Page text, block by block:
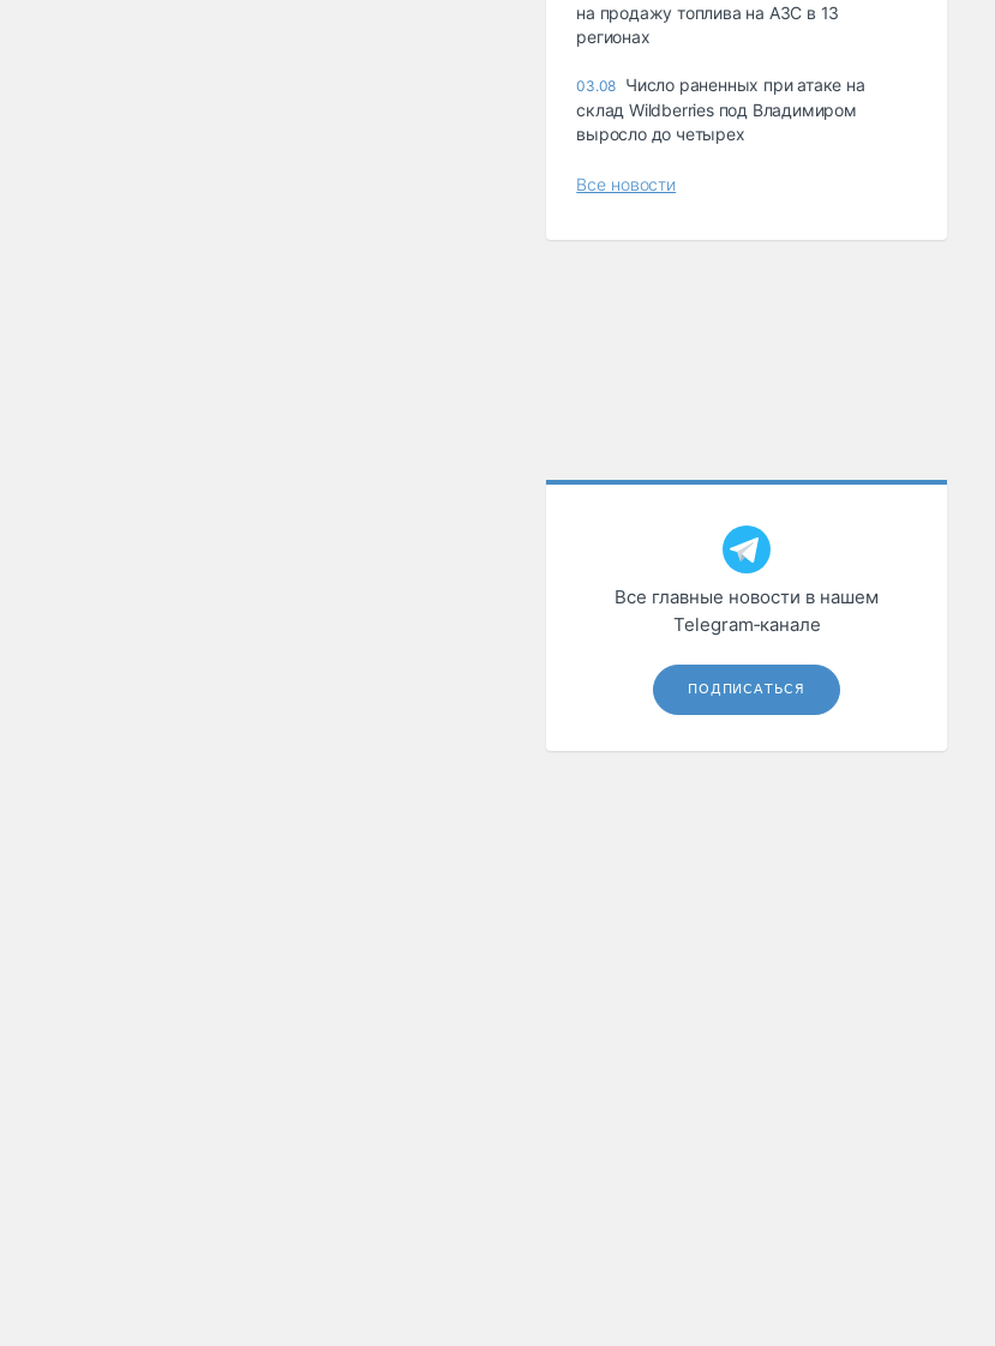
на продажу топлива на АЗС в 13
регионах
03.08 Число раненных при атаке на
склад Wildberries под Владимиром
выросло до четырех
Все новости
Все главные новости в нашем
Telegram‑канале
ПОДПИСАТЬСЯ